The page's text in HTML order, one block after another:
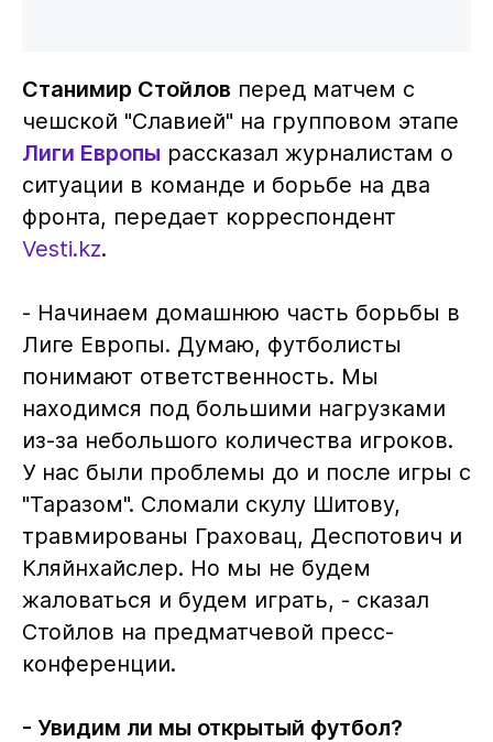
Станимир Стойлов перед матчем с
чешской "Славией" на групповом этапе
Лиги Европы рассказал журналистам о
ситуации в команде и борьбе на два
фронта, передает корреспондент
Vesti.kz.
- Начинаем домашнюю часть борьбы в
Лиге Европы. Думаю, футболисты
понимают ответственность. Мы
находимся под большими нагрузками
из-за небольшого количества игроков.
У нас были проблемы до и после игры с
"Таразом". Сломали скулу Шитову,
травмированы Граховац, Деспотович и
Кляйнхайслер. Но мы не будем
жаловаться и будем играть, - сказал
Стойлов на предматчевой пресс-
конференции.
- Увидим ли мы открытый футбол?